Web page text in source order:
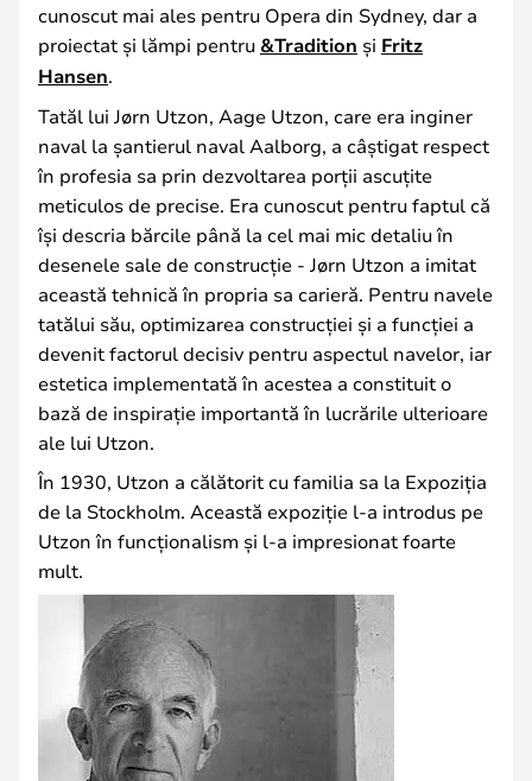
cunoscut mai ales pentru Opera din Sydney, dar a
proiectat și lămpi pentru &Tradition și Fritz
Hansen.
Tatăl lui Jørn Utzon, Aage Utzon, care era inginer
naval la șantierul naval Aalborg, a câștigat respect
în profesia sa prin dezvoltarea porții ascuțite
meticulos de precise. Era cunoscut pentru faptul că
își descria bărcile până la cel mai mic detaliu în
desenele sale de construcție - Jørn Utzon a imitat
această tehnică în propria sa carieră. Pentru navele
tatălui său, optimizarea construcției și a funcției a
devenit factorul decisiv pentru aspectul navelor, iar
estetica implementată în acestea a constituit o
bază de inspirație importantă în lucrările ulterioare
ale lui Utzon.
În 1930, Utzon a călătorit cu familia sa la Expoziția
de la Stockholm. Această expoziție l-a introdus pe
Utzon în funcționalism și l-a impresionat foarte
mult.